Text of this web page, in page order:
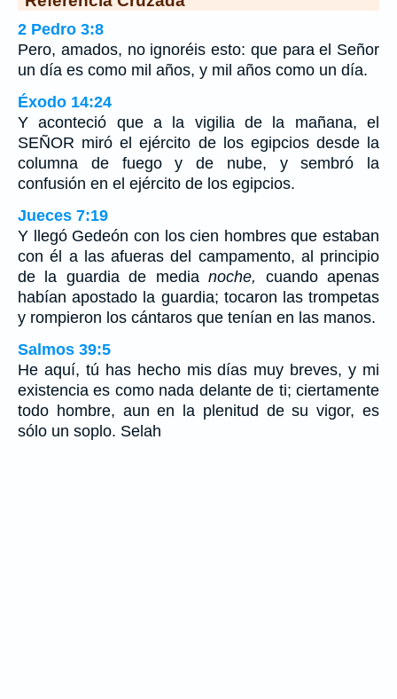
2 Pedro 3:8
Pero, amados, no ignoréis esto: que para el Señor
un día es como mil años, y mil años como un día.
Éxodo 14:24
Y aconteció que a la vigilia de la mañana, el
SEÑOR miró el ejército de los egipcios desde la
columna de fuego y de nube, y sembró la
confusión en el ejército de los egipcios.
Jueces 7:19
Y llegó Gedeón con los cien hombres que estaban
con él a las afueras del campamento, al principio
de la guardia de medianoche,
cuando apenas
habían apostado la guardia; tocaron las trompetas
y rompieron los cántaros que tenían en las manos.
Salmos 39:5
He aquí, tú has hecho mis días muy breves, y mi
existencia es como nada delante de ti; ciertamente
todo hombre, aun en la plenitud de su vigor, es
sólo un soplo. Selah